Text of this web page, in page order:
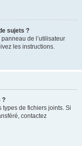
sujets ?
de l’utilisateur
les instructions.
?
types de fichiers joints. Si
contactez